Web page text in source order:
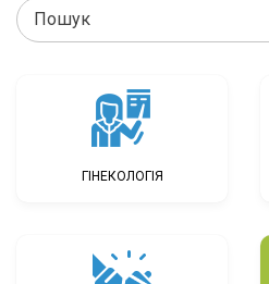
ГІНЕКОЛОГІЯ